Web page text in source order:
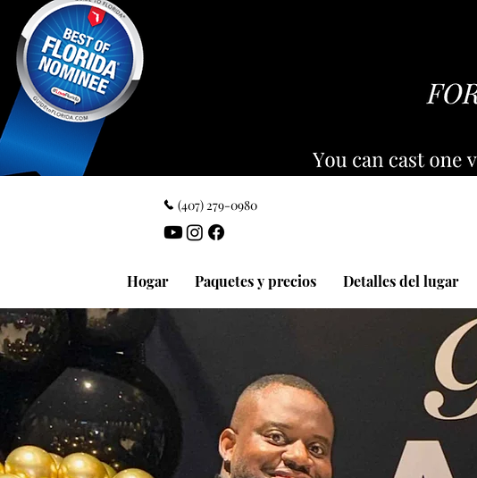
(407) 279-0980
Hogar Paquetes y precios Detalles del lugar